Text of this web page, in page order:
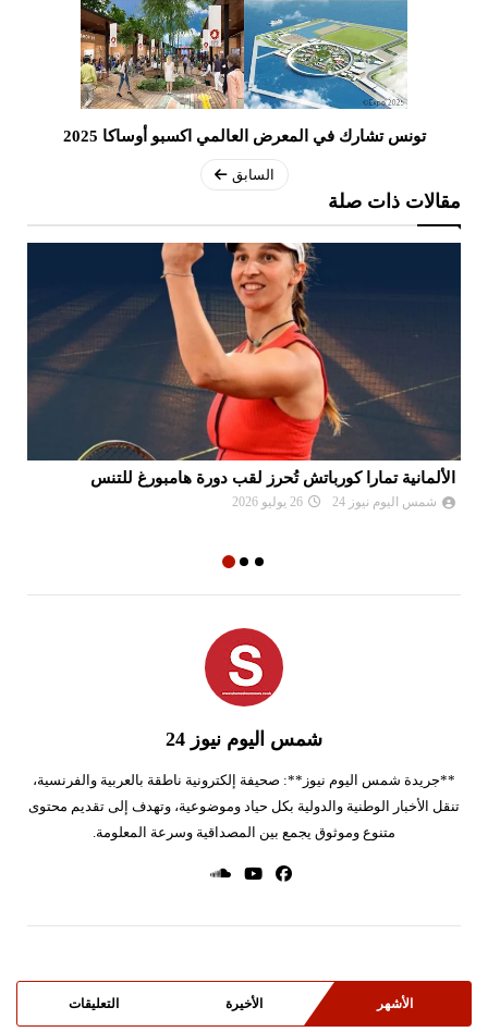
تونس تشارك في المعرض العالمي اكسبو أوساكا 2025
السابق
مقالات ذات صلة
الألمانية تمارا كورباتش تُحرز لقب دورة هامبورغ للتنس
شمس اليوم نيوز 24 26 يوليو 2026
شمس اليوم نيوز 24
**جريدة شمس اليوم نيوز**: صحيفة إلكترونية ناطقة بالعربية والفرنسية،
تنقل الأخبار الوطنية والدولية بكل حياد وموضوعية، وتهدف إلى تقديم محتوى
متنوع وموثوق يجمع بين المصداقية وسرعة المعلومة.
الأشهر الأخيرة التعليقات